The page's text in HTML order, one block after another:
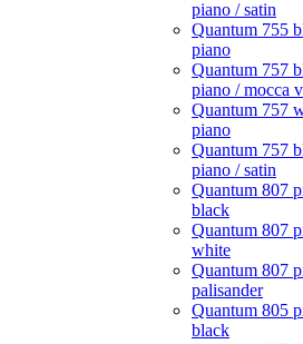
piano / satin
Quantum 755
piano
Quantum 757
piano / mocca
Quantum 757
piano
Quantum 757
piano / satin
Quantum 807
black
Quantum 807
white
Quantum 807
palisander
Quantum 805
black